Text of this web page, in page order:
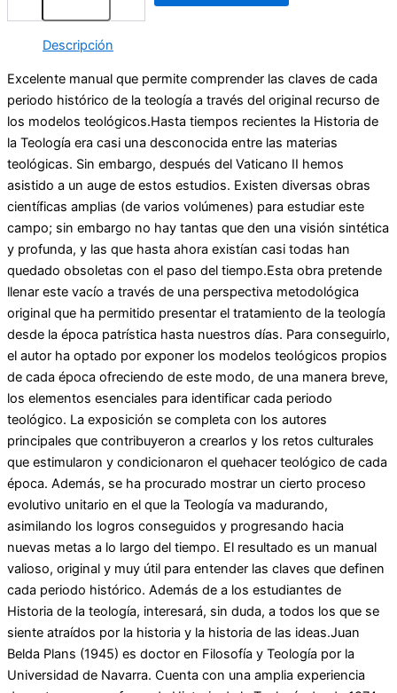
teología
cantidadDescripción
Excelente manual que permite comprender las claves de cada
periodo histórico de la teología a través del original recurso de
los modelos teológicos.Hasta tiempos recientes la Historia de
la Teología era casi una desconocida entre las materias
teológicas. Sin embargo, después del Vaticano II hemos
asistido a un auge de estos estudios. Existen diversas obras
científicas amplias (de varios volúmenes) para estudiar este
campo; sin embargo no hay tantas que den una visión sintética
y profunda, y las que hasta ahora existían casi todas han
quedado obsoletas con el paso del tiempo.Esta obra pretende
llenar este vacío a través de una perspectiva metodológica
original que ha permitido presentar el tratamiento de la teología
desde la época patrística hasta nuestros días. Para conseguirlo,
el autor ha optado por exponer los modelos teológicos propios
de cada época ofreciendo de este modo, de una manera breve,
los elementos esenciales para identificar cada periodo
teológico. La exposición se completa con los autores
principales que contribuyeron a crearlos y los retos culturales
que estimularon y condicionaron el quehacer teológico de cada
época. Además, se ha procurado mostrar un cierto proceso
evolutivo unitario en el que la Teología va madurando,
asimilando los logros conseguidos y progresando hacia
nuevas metas a lo largo del tiempo. El resultado es un manual
valioso, original y muy útil para entender las claves que definen
cada periodo histórico. Además de a los estudiantes de
Historia de la teología, interesará, sin duda, a todos los que se
siente atraídos por la historia y la historia de las ideas.Juan
Belda Plans (1945) es doctor en Filosofía y Teología por la
Universidad de Navarra. Cuenta con una amplia experiencia